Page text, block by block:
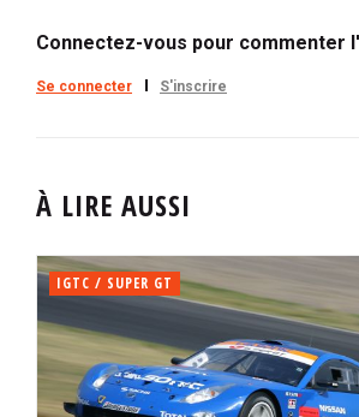
Connectez-vous pour commenter
Se connecter S'inscrire
À LIRE AUSSI
IGTC / SUPER GT